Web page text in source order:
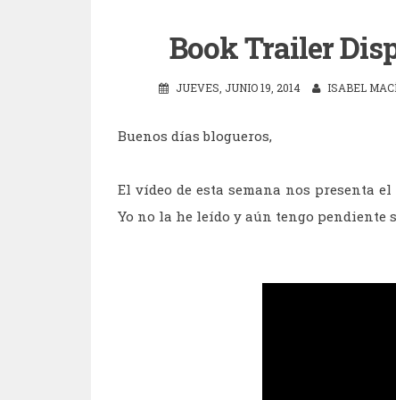
Book Trailer
JUEVES, JUNIO 19, 2014 ISABEL
Buenos días blogueros,
El vídeo de esta semana nos presenta
Yo no la he leído y aún tengo pendiente